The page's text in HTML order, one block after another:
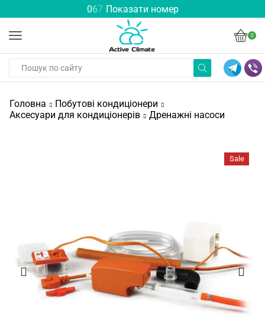
067 Показати номер
0
Головна
Побутові кондиціонери
Аксесуари для кондиціонерів
Дренажні насоси
Sale